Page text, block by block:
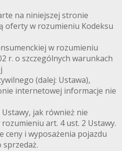
na niniejszej stronie
oferty w rozumieniu Kodeksu
w rozumieniu
r. o szczególnych warunkach
(dalej: Ustawa),
internetowej informacje nie
jak również nie
art. 4 ust. 2 Ustawy.
ceny i wyposażenia pojazdu